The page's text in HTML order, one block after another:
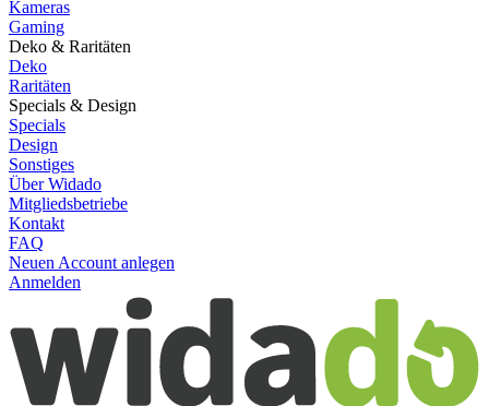
Kameras
Gaming
Deko & Raritäten
Deko
Raritäten
Specials & Design
Specials
Design
Sonstiges
Über Widado
Mitgliedsbetriebe
Kontakt
FAQ
Neuen Account anlegen
Anmelden